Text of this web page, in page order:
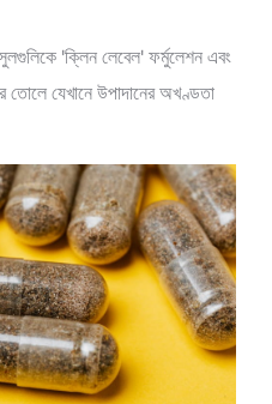
'ক্লিন লেবেল' ফর্মুলেশন এবং
যেখানে উপাদানের অখণ্ডতা